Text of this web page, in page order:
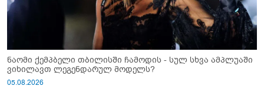
ნაომი ქემპბელი თბილისში ჩამოდის - სულ სხვა ამპლუაში
ვიხილავთ ლეგენდარულ მოდელს?
05.08.2026